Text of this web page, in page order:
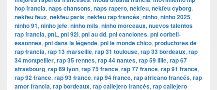
hop francia, naps chansons, naps rapero, nekfeu, nekfeu cyborg,
nekfeu feux, nekfeu paris, nekfeu rap francés, ninho, ninho 2025,
ninho 91, ninho jefe, ninho mils, ninho morceaux, nuevos talentos
rap francia, pnL, pnl 92i, pnl au dd, pnl canciones, pnl corbeil-
essonnes, pnl dans la légende, pnl le monde chico, productores de
rap francia, rap 13 marseille, rap 31 toulouse, rap 33 bordeaux, rap
34 montpellier, rap 35 rennes, rap 44 nantes, rap 59 lille, rap 67
strasbourg, rap 69 lyon, rap 75 france, rap 77 france, rap 91 france,
rap 92 france, rap 93 france, rap 94 france, rap africano francés, rap
amor francia, rap bordeaux, rap callejero francés, rap callejero